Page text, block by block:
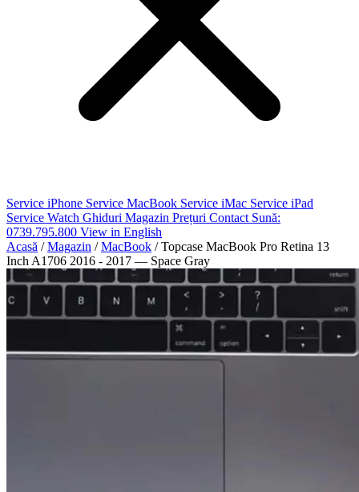
Service iPhone Service MacBook Service iMac Service iPad
Service Watch Ghiduri Magazin Prețuri Contact Sună:
0739.795.800 View in English
Acasă / Magazin / MacBook / Topcase MacBook Pro Retina 13
Inch A1706 2016 - 2017 — Space Gray